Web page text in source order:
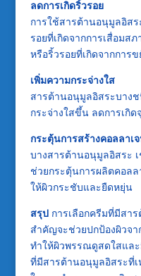
ลดการเกิดริ้วรอย
การใช้สารต้านอนุมูลอิสร
รอยที่เกิดจากการเสื่อมส
หรือริ้วรอยที่เกิดจากการ
เพิ่มความกระจ่างใส
สารต้านอนุมูลอิสระบาง
กระจ่างใสขึ้น ลดการเกิ
กระตุ้นการสร้างคอลลาเ
บางสารต้านอนุมูลอิสระ
ช่วยกระตุ้นการผลิตคอล
ให้ผิวกระชับและยืดหยุ่น
สรุปการเลือกครีมที่มีสา
สำคัญจะช่วยปกป้องผิวจ
ทำให้ผิวพรรณดูสดใสแล
ที่มีสารต้านอนุมูลอิสระที่เ